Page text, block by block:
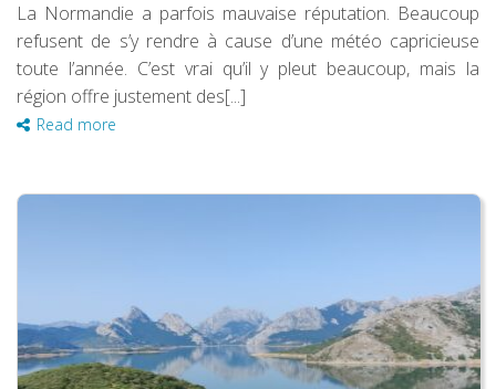
L’auteur
La Normandie a parfois mauvaise réputation. Beaucoup
refusent de s’y rendre à cause d’une météo capricieuse
toute l’année. C’est vrai qu’il y pleut beaucoup, mais la
région offre justement des[...]
Read more